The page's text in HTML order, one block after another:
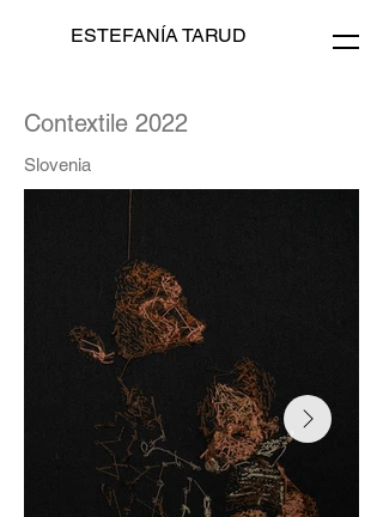
ESTEFANÍA TARUD
Contextile 2022
Slovenia